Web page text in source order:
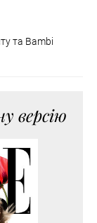
та Bambi
версію